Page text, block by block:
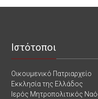
Ιστότοποι
Οικουμενικό Πατριαρχείο
Εκκλησία της Ελλάδος
Ιερός Μητροπολιτικός